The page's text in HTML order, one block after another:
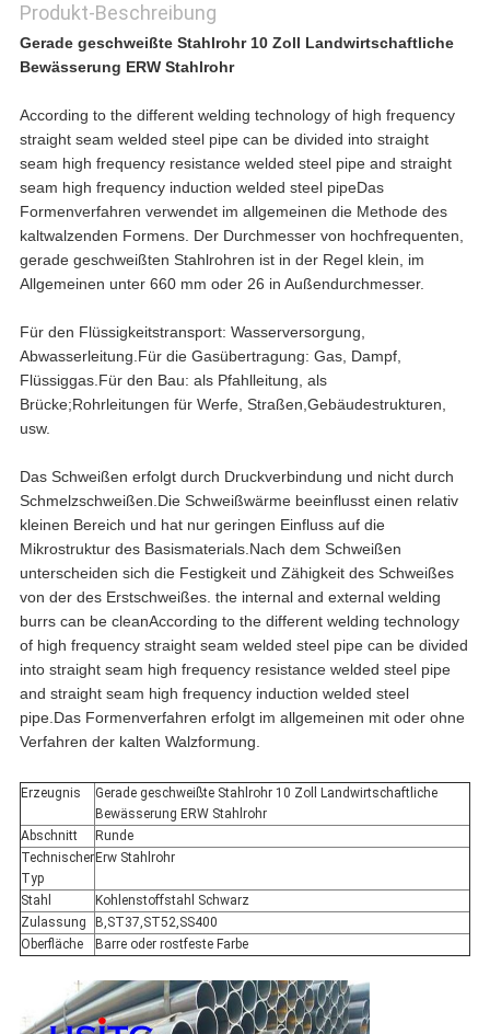
Produkt-Beschreibung
Gerade geschweißte Stahlrohr 10 Zoll Landwirtschaftliche
Bewässerung ERW Stahlrohr
According to the different welding technology of high frequency
straight seam welded steel pipe can be divided into straight
seam high frequency resistance welded steel pipe and straight
seam high frequency induction welded steel pipeDas
Formenverfahren verwendet im allgemeinen die Methode des
kaltwalzenden Formens. Der Durchmesser von hochfrequenten,
gerade geschweißten Stahlrohren ist in der Regel klein, im
Allgemeinen unter 660 mm oder 26 in Außendurchmesser.
Für den Flüssigkeitstransport: Wasserversorgung,
Abwasserleitung.Für die Gasübertragung: Gas, Dampf,
Flüssiggas.Für den Bau: als Pfahlleitung, als
Brücke;Rohrleitungen für Werfe, Straßen,Gebäudestrukturen,
usw.
Das Schweißen erfolgt durch Druckverbindung und nicht durch
Schmelzschweißen.Die Schweißwärme beeinflusst einen relativ
kleinen Bereich und hat nur geringen Einfluss auf die
Mikrostruktur des Basismaterials.Nach dem Schweißen
unterscheiden sich die Festigkeit und Zähigkeit des Schweißes
von der des Erstschweißes. the internal and external welding
burrs can be cleanAccording to the different welding technology
of high frequency straight seam welded steel pipe can be divided
into straight seam high frequency resistance welded steel pipe
and straight seam high frequency induction welded steel
pipe.Das Formenverfahren erfolgt im allgemeinen mit oder ohne
Verfahren der kalten Walzformung.
Erzeugnis
Gerade geschweißte Stahlrohr 10 Zoll Landwirtschaftliche
Bewässerung ERW Stahlrohr
Abschnitt
Runde
Technischer
Typ
Erw Stahlrohr
Stahl
Kohlenstoffstahl Schwarz
Zulassung
B,ST37,ST52,SS400
Oberfläche
Barre oder rostfeste Farbe